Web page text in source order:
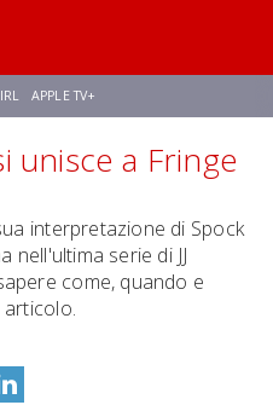
APPLE TV+
DOOMSDAY STAR TREK
NEW WORLDS
unisce a Fringe
interpretazione di Spock
nell'ultima serie di JJ
come, quando e